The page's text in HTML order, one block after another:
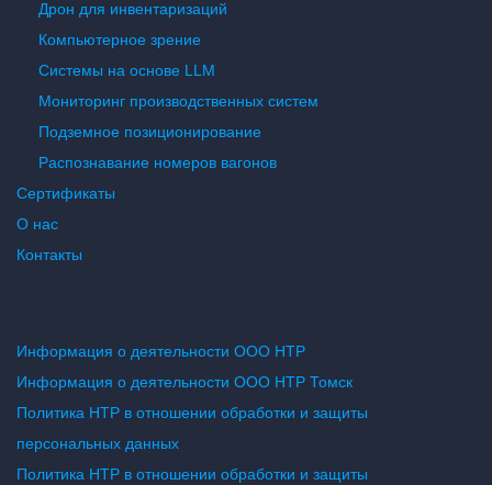
Дрон для инвентаризаций
Компьютерное зрение
Системы на основе LLM
Мониторинг производственных систем
Подземное позиционирование
Распознавание номеров вагонов
Сертификаты
О нас
Контакты
Информация о деятельности ООО НТР
Информация о деятельности ООО НТР Томск
Политика НТР в отношении обработки и защиты
персональных данных
Политика НТР в отношении обработки и защиты